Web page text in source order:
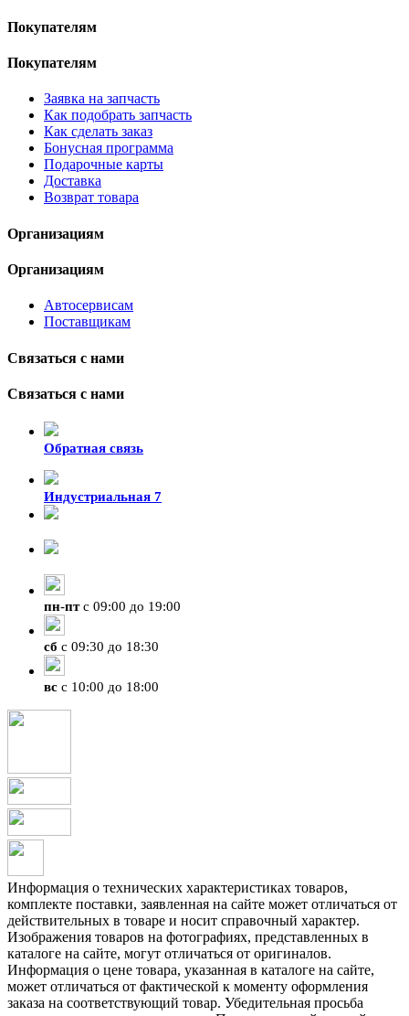
Покупателям
Покупателям
Заявка на запчасть
Как подобрать запчасть
Как сделать заказ
Бонусная программа
Подарочные карты
Доставка
Возврат товара
Организациям
Организациям
Автосервисам
Поставщикам
Связаться с нами
Связаться с нами
Обратная связь
Индустриальная 7
пн-птс 09:00 до 19:00
сб с 09:30 до 18:30
вс с 10:00 до 18:00
Информация о технических характеристиках товаров,
комплекте поставки, заявленная на сайте может отличаться от
действительных в товаре и носит справочный характер.
Изображения товаров на фотографиях, представленных в
каталоге на сайте, могут отличаться от оригиналов.
Информация о цене товара, указанная в каталоге на сайте,
может отличаться от фактической к моменту оформления
заказа на соответствующий товар. Убедительная просьба